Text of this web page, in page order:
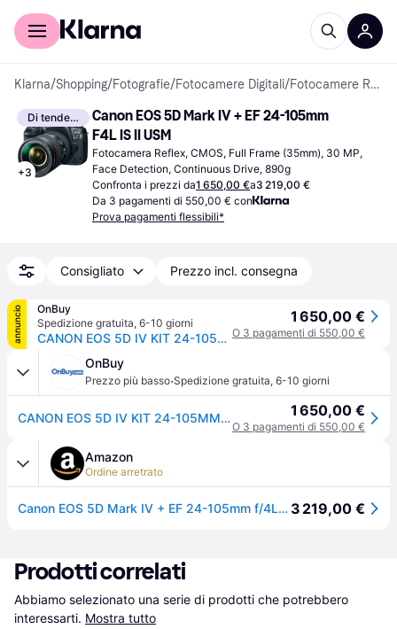
Per il tuo shopping
Klarna/Shopping/Fotografie/Fotocamere Digitali/ Fotocamere Reflex
Di tendenza
+3
Canon EOS 5D Mark IV + EF 24-105mm
F4L IS II USM
Fotocamera Reflex, CMOS, Full Frame (35mm), 30 MP,
Face Detection, Continuous Drive, 890g
Confronta i prezzi da1 650,00 €a3 219,00 €
Da 3 pagamenti di 550,00 € con
Prova pagamenti flessibili*
Consigliato Prezzo incl. consegna
annuncio
OnBuy
Spedizione gratuita, 6-10 giorni
CANON EOS 5D IV KIT 24-105MM F4L IS II + scheda SD SanDisk Extreme 64G
1 650,00 €
O 3 pagamenti di 550,00 €
OnBuy
Prezzo più basso·Spedizione gratuita, 6-10 giorni
CANON EOS 5D IV KIT 24-105MM F4L IS II + scheda SD SanDisk Extreme 64G 1 650,00 €
O 3 pagamenti di 550,00 €
Amazon
Ordine arretrato
Canon EOS 5D Mark IV + EF 24-105mm f/4L IS II USM Kit fotocamere SLR 30,4 MP CMOS 6720 x 4480 Pixel Nero 3 219,00 €
Prodotti correlati
Abbiamo selezionato una serie di prodotti che potrebbero
interessarti. Mostra tutto